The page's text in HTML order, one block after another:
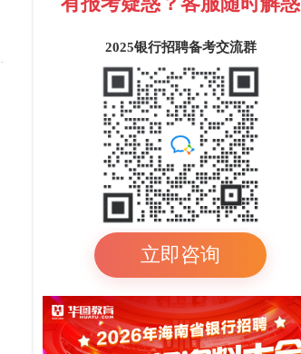
2025银行招聘备考交流群
立即咨询